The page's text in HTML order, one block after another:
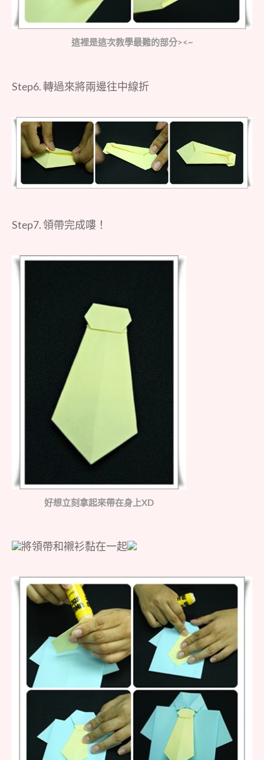
這裡是這次教學最難的部分><~
Step6. 轉過來將兩邊往中線折
Step7. 領帶完成嘍！
好想立刻拿起來帶在身上XD
將領帶和襯衫黏在一起